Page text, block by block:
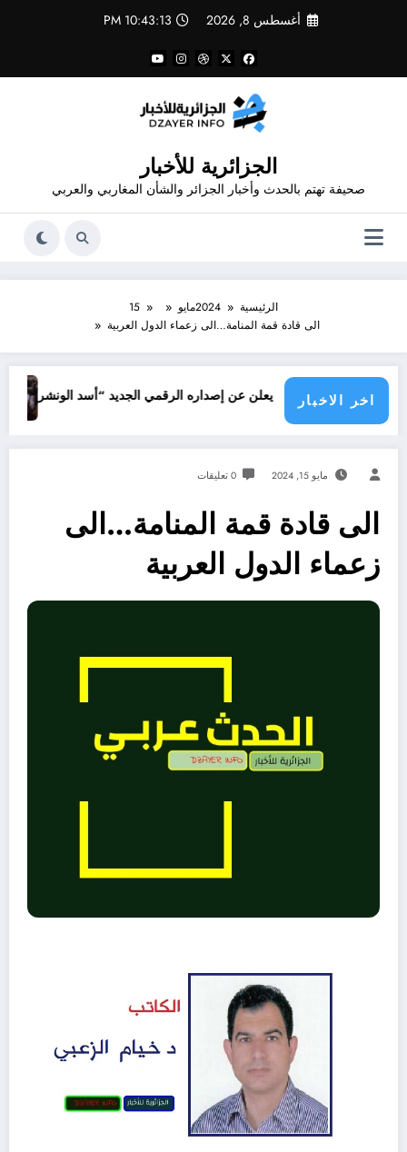
أغسطس 8, 2026 10:43:13 PM
الجزائرية للأخبار
صحيفة تهتم بالحدث وأخبار الجزائر والشأن المغاربي والعربي
الرئيسية 2024مايو
15
الى قادة قمة المنامة…الى زعماء الدول العربية
اخر الاخبار
شاهد يعلن عن إصداره الرقمي الجديد “أسد الونشريس” تخليدا لنضال
جرائم
مايو 15, 2024 0 تعليقات
الى قادة قمة المنامة…الى
زعماء الدول العربية